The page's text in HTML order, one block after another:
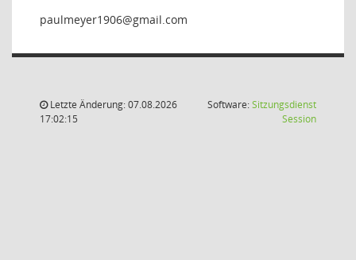
6091re
Letzte Änderung: 07.08.2026
17:02:15
Software:Sitzungsdienst
Session(Wird in